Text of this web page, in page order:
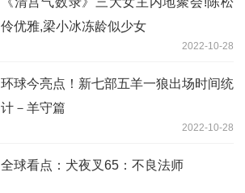
伶优雅,梁小冰冻龄似少女
2022-10-28
环球今亮点！新七部五羊一狼出场时间统
计－羊守篇
2022-10-28
全球看点：犬夜叉65：不良法师